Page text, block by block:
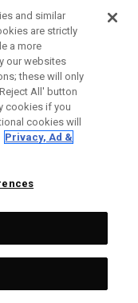
dos Bandit Pro
and similar
are strictly
a more
our websites
these will only
All' button
cookies if you
cookies will
Privacy, Ad &